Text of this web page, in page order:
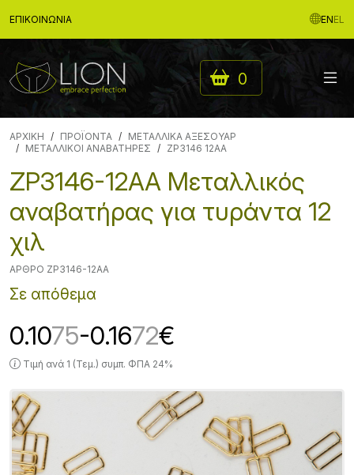
ΕΠΙΚΟΙΝΩΝΊΑ ENEL
0
ΑΡΧΙΚΉ ΠΡΟΪΟΝΤΑ
ΜΕΤΑΛΛΙΚΑ ΑΞΕΣΟΥΑΡ
ΜΕΤΑΛΛΙΚΟΙ ΑΝΑΒΑΤΗΡΕΣ
ZP3146 12AA
ZP3146-12AA Μεταλλικός
αναβατήρας για τυράντα 12
χιλ
ΆΡΘΡΟ ZP3146-12AA
Σε απόθεμα
0.1075-0.1672€
Τιμή ανά 1 (Τεμ.) συμπ. ΦΠΑ 24%